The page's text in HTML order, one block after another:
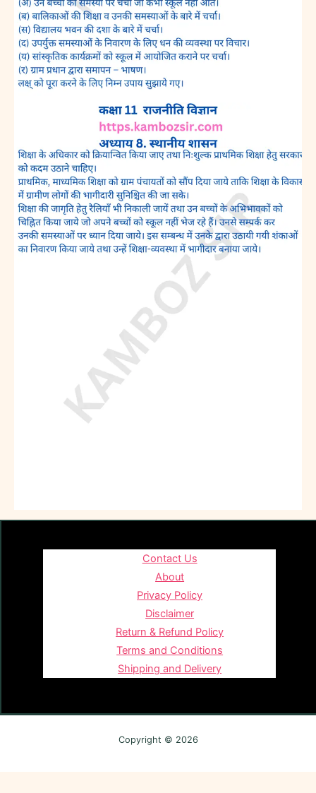
Contact Us
About
Privacy Policy
Disclaimer
Return & Refund Policy
Terms and Conditions
Shipping and Delivery
Copyright © 2026